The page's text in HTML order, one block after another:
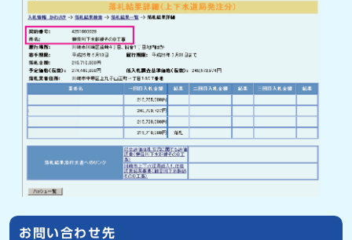
お問い合わせ先